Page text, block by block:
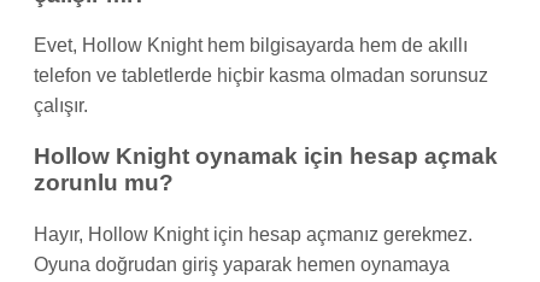
Evet, Hollow Knight hem bilgisayarda hem de akıllı
telefon ve tabletlerde hiçbir kasma olmadan sorunsuz
çalışır.
Hollow Knight oynamak için hesap açmak
zorunlu mu?
Hayır, Hollow Knight için hesap açmanız gerekmez.
Oyuna doğrudan giriş yaparak hemen oynamaya